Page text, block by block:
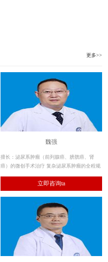
更多>>
魏强
擅长：泌尿系肿瘤（前列腺癌、膀胱癌、肾
癌）的微创手术治疗 复杂泌尿系肿瘤的全程规
等的激光及经尿道微创手术治疗）
立即咨询ta